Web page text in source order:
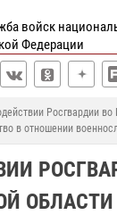
войск
Федерации
Росгвардии
в отношении
ОБЛАСТИ